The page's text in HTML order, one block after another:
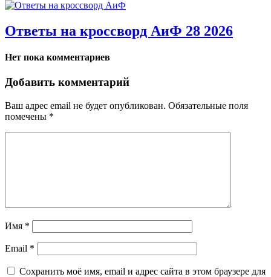
Ответы на кроссворд АиФ 28 2026
Нет пока комментариев
Добавить комментарий
Ваш адрес email не будет опубликован. Обязательные поля
помечены *
Имя *
Email *
Сохранить моё имя, email и адрес сайта в этом браузере для